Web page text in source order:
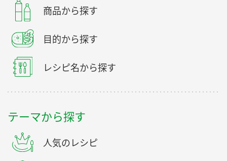
商品から探す
目的から探す
レシピ名から探す
テーマから探す
人気のレシピ